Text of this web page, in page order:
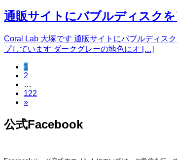
通販サイトにバブルディスク
Coral Lab 大塚です 通販サイトにバブルディス
プしています ダークグレーの地色にオ […]
ペ
ー
ペ
ー
ジ
1
ペ
ー
ジ
2
…
ペ
ー
122
»
公式Facebook